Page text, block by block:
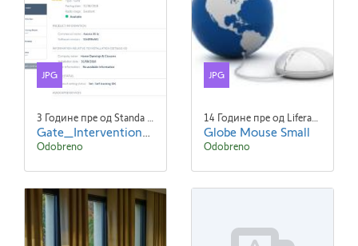
JPG
3 Године пре од Standa Blaha
Gate_Intervention_1024x768.jpg
Odobreno
JPG
14 Године пре од Liferay Admin Liferay Admin
Globe Mouse Small
Odobreno